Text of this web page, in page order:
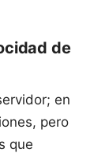
de
en
pero
que